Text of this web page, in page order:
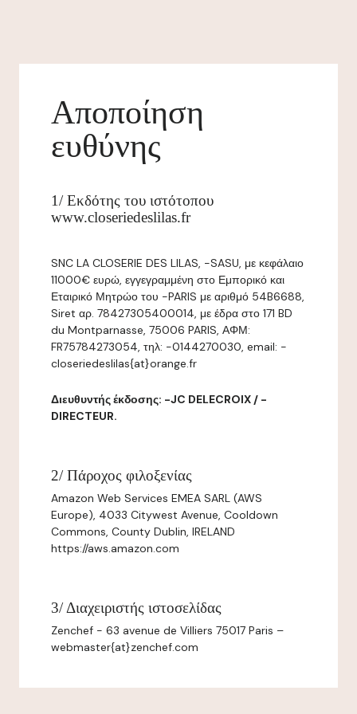
Αποποίηση
ευθύνης
1/ Εκδότης του ιστότοπου
www.closeriedeslilas.fr
SNC LA CLOSERIE DES LILAS, -SASU, με κεφάλαιο
11000€ ευρώ, εγγεγραμμένη στο Εμπορικό και
Εταιρικό Μητρώο του -PARIS με αριθμό 54B6688,
Siret αρ. 78427305400014, με έδρα στο 171 BD
du Montparnasse, 75006 PARIS, ΑΦΜ:
FR75784273054, τηλ: -0144270030, email: -
closeriedeslilas{at}orange.fr
Διευθυντής έκδοσης: -JC DELECROIX / -
DIRECTEUR.
2/ Πάροχος φιλοξενίας
Amazon Web Services EMEA SARL (AWS
Europe), 4033 Citywest Avenue, Cooldown
Commons, County Dublin, IRELAND
https://aws.amazon.com
3/ Διαχειριστής ιστοσελίδας
Zenchef - 63 avenue de Villiers 75017 Paris –
webmaster{at}zenchef.com